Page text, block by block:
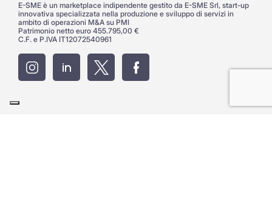
E-SME è un marketplace indipendente gestito da E-SME Srl, start-up
innovativa specializzata nella produzione e sviluppo di servizi in
ambito di operazioni M&A su PMI
Patrimonio netto euro 455.795,00 €
C.F. e P.IVA IT12072540961